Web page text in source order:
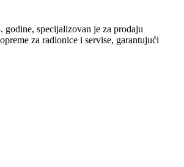
godine, specijalizovan je za prodaju
za radionice i servise, garantujući